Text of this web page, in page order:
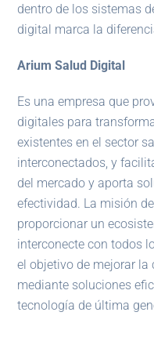
dentro de los sistemas
digital marca la
Arium Salud Digital
Es una empresa que
digitales para
existentes en el sector
interconectados, y
del mercado y aporta
efectividad. La misión
proporcionar un
interconecte con todos
el objetivo de mejorar
mediante soluciones
tecnología de última